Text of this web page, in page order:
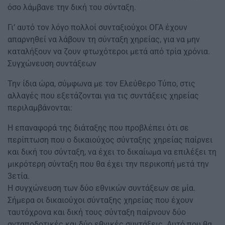
όσο λάμβανε την δική του σύνταξη.
Γι’ αυτό τον λόγο πολλοί συνταξιούχοι ΟΓΑ έχουν
απαρνηθεί να λάβουν τη σύνταξη χηρείας, για να μην
καταλήξουν να ζουν φτωχότεροι μετά από τρία χρόνια.
Συγχώνευση συντάξεων
Την ίδια ώρα, σύμφωνα με τον Ελεύθερο Τύπο, στις
αλλαγές που εξετάζονται για τις συντάξεις χηρείας
περιλαμβάνονται:
Η επαναφορά της διάταξης που προβλέπει ότι σε
περίπτωση που ο δικαιούχος σύνταξης χηρείας παίρνει
και δική του σύνταξη, να έχει το δικαίωμα να επιλέξει τη
μικρότερη σύνταξη που θα έχει την περικοπή μετά την
3ετία.
Η συγχώνευση των δύο εθνικών συντάξεων σε μία.
Σήμερα οι δικαιούχοι σύνταξης χηρείας που έχουν
ταυτόχρονα και δική τους σύνταξη παίρνουν δύο